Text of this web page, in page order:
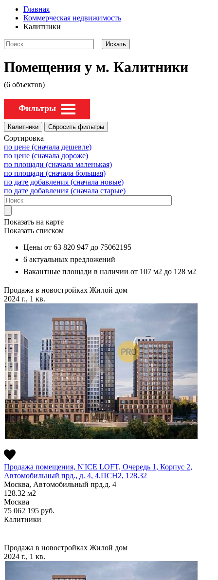
Главная
Коммерческая недвижимость
Калитники
Помещения у м. Калитники
(6 объектов)
Фильтры
Сортировка
по цене (сначала дешевле)
по цене (сначала дороже)
по площади (сначала маленькая)
по площади (сначала большая)
по дате добавления (сначала новые)
по дате добавления (сначала старые)
Показать на карте
Показать списком
Цены от 63 820 947 до 75062195
6 актуальных предложений
Вакантные площади в наличии от 107 м2 до 128 м2
Продажа в новостройках Жилой дом
2024 г., 1 кв.
Продажа помещения, N'ICE LOFT, Очередь 1, Корпус 2,
Автомобильный прд., д. 4, 4.ПСН2, 128.32
Москва, Автомобильный прд.д. 4
128.32 м2
Москва
75 062 195 руб.
Калитники
Продажа в новостройках Жилой дом
2024 г., 1 кв.